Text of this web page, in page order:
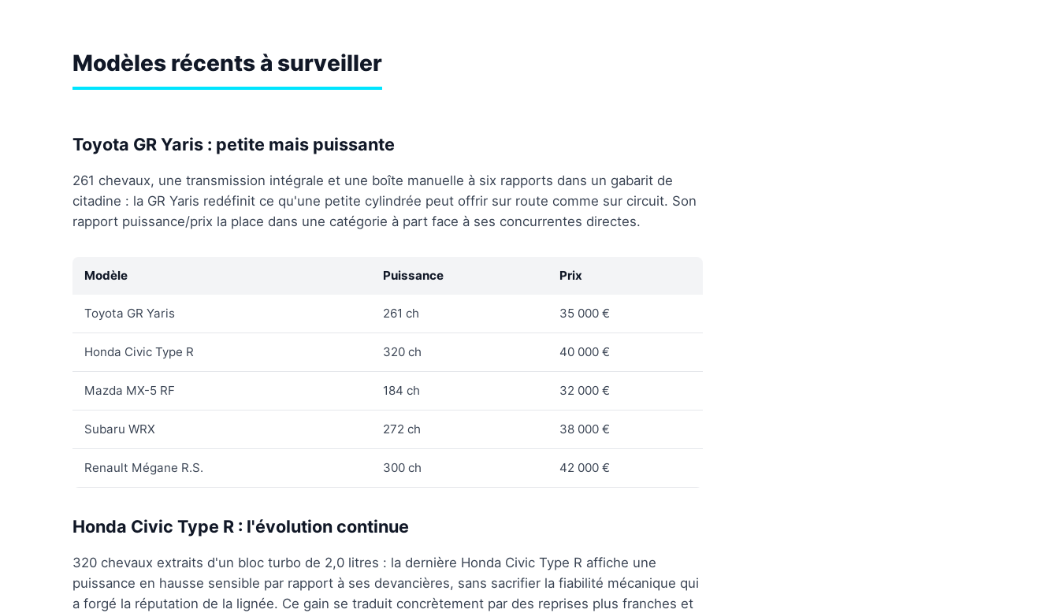
Modèles récents à surveiller
Toyota GR Yaris : petite mais puissante
261 chevaux, une transmission intégrale et une boîte manuelle à six rapports dans un gabarit de
citadine : la GR Yaris redéfinit ce qu'une petite cylindrée peut offrir sur route comme sur circuit. Son
rapport puissance/prix la place dans une catégorie à part face à ses concurrentes directes.
Modèle Puissance Prix
Toyota GR Yaris 261 ch 35 000 €
Honda Civic Type R 320 ch 40 000 €
Mazda MX-5 RF 184 ch 32 000 €
Subaru WRX 272 ch 38 000 €
Renault Mégane R.S. 300 ch 42 000 €
Honda Civic Type R : l'évolution continue
320 chevaux extraits d'un bloc turbo de 2,0 litres : la dernière Honda Civic Type R affiche une
puissance en hausse sensible par rapport à ses devancières, sans sacrifier la fiabilité mécanique qui
a forgé la réputation de la lignée. Ce gain se traduit concrètement par des reprises plus franches et